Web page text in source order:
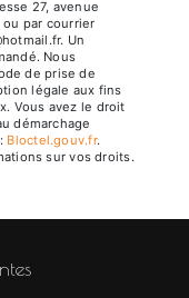
27, avenue
par courrier
Un
Nous
de prise de
légale aux fins
Vous avez le droit
démarchage
Bloctel.gouv.fr.
sur vos droits.